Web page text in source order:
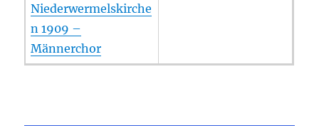
Niederwermelskirche
n 1909 –
Männerchor